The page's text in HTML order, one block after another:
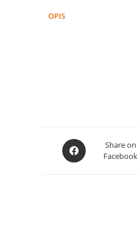
OPIS
Opens
in
Share on
Facebook